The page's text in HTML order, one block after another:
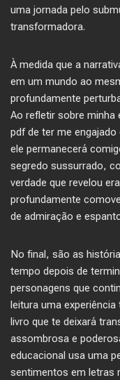
uma jornada pelo
transformadora.
À medida que a
em um mundo ao
profundamente
Ao refletir sobre minha
pdf de ter me
ele permanecerá
segredo sussurrado,
verdade que revelou
profundamente
de admiração e
No final, são as
tempo depois de
personagens que
leitura uma
livro que te deixará
assombrosa e
educacional usa uma
sentimentos em letras